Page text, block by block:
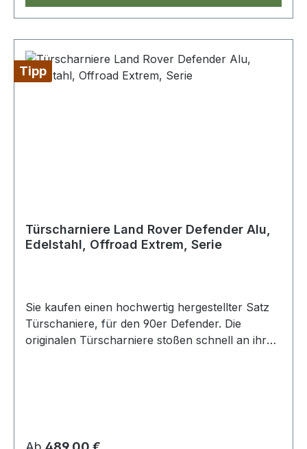
Tipp
Türscharniere Land Rover Defender Alu,
Edelstahl, Offroad Extrem, Serie
Sie kaufen einen hochwertig hergestellter Satz
Türschaniere, für den 90er Defender. Die
originalen Türscharniere stoßen schnell an ihre
Abhilfe. Die aus hochfestem Flugzeug-
Regulärer Preis: